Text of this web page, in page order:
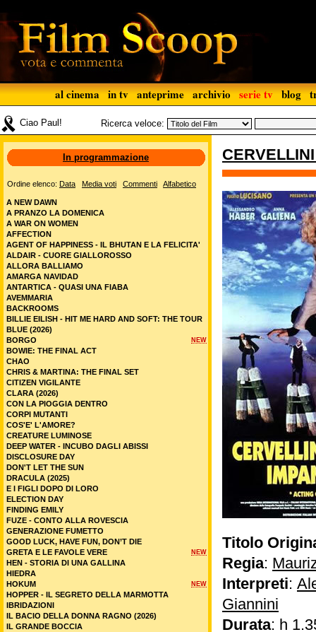
al cinema in tv anteprime archivio serie tv blog
Ciao Paul! Ricerca veloce:
Titolo
Regia:
Interpreti:
Giannini
Durata: h
In programmazione
Ordine elenco: Data Media voti Commenti Alfabetico
A NEW DAWN
A PRANZO LA DOMENICA
A WAR ON WOMEN
AFFECTION
AGENT OF HAPPINESS - IL BHUTAN E LA FELICITA'
ALDAIR - CUORE GIALLOROSSO
ALLORA BALLIAMO
AMARGA NAVIDAD
ANTARTICA - QUASI UNA FIABA
AVEMMARIA
BACKROOMS
BILLIE EILISH - HIT ME HARD AND SOFT: THE TOUR
BLUE (2026)
NEW
BORGO
BOWIE: THE FINAL ACT
CHAO
CHRIS & MARTINA: THE FINAL SET
CITIZEN VIGILANTE
CLARA (2026)
CON LA PIOGGIA DENTRO
CORPI MUTANTI
COS'E' L'AMORE?
CREATURE LUMINOSE
DEEP WATER - INCUBO DAGLI ABISSI
DISCLOSURE DAY
DON'T LET THE SUN
DRACULA (2025)
E I FIGLI DOPO DI LORO
ELECTION DAY
FINDING EMILY
FUZE - CONTO ALLA ROVESCIA
GENERAZIONE FUMETTO
GOOD LUCK, HAVE FUN, DON’T DIE
NEW
GRETA E LE FAVOLE VERE
HEN - STORIA DI UNA GALLINA
HIEDRA
NEW
HOKUM
HOPPER - IL SEGRETO DELLA MARMOTTA
IBRIDAZIONI
IL BACIO DELLA DONNA RAGNO (2026)
IL GRANDE BOCCIA